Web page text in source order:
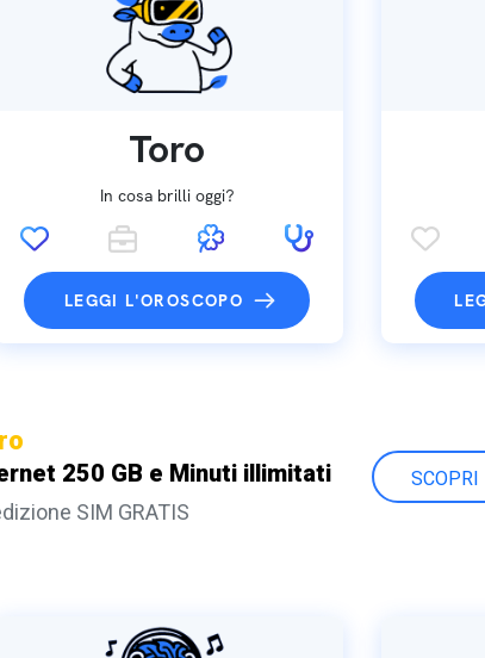
Toro
In cosa brilli oggi?
LEGGI L'OROSCOPO
250 GB e Minuti illimitati
SIM GRATIS
SCOPRI